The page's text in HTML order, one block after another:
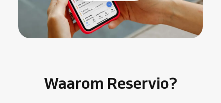
Waarom Reservio?